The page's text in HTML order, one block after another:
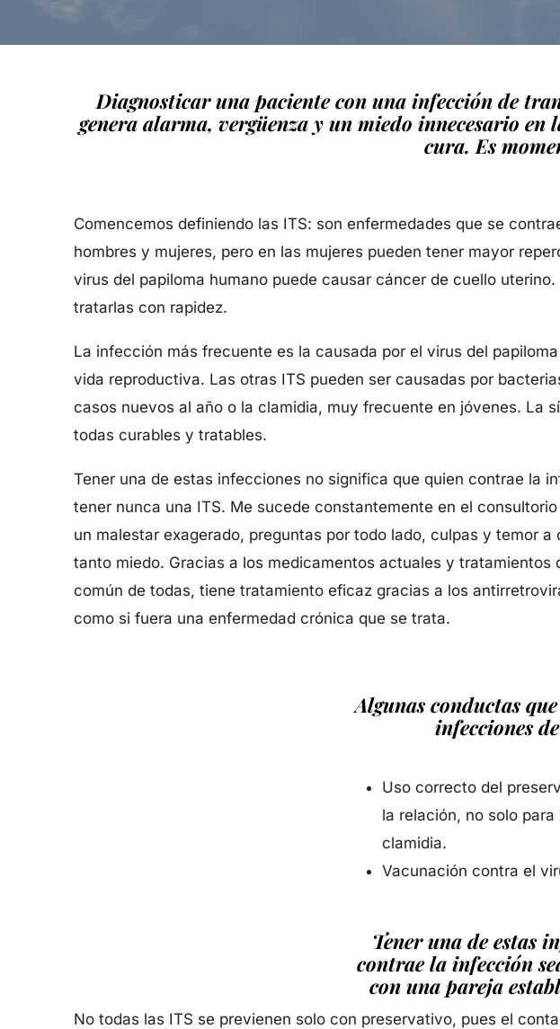
Diagnosticar una paciente con una infección de
genera alarma, vergüenza y un miedo innecesario
cura. Es
Comencemos definiendo las ITS: son enfermedades que se
hombres y mujeres, pero en las mujeres pueden tener mayor
virus del papiloma humano puede causar cáncer de cuello
tratarlas con rapidez.
La infección más frecuente es la causada por el virus del
vida reproductiva. Las otras ITS pueden ser causadas por
casos nuevos al año o la clamidia, muy frecuente en jóvenes. La
todas curables y tratables.
Tener una de estas infecciones no significa que quien contrae la
tener nunca una ITS. Me sucede constantemente en el
un malestar exagerado, preguntas por todo lado, culpas y temor
tanto miedo. Gracias a los medicamentos actuales y
común de todas, tiene tratamiento eficaz gracias a los
como si fuera una enfermedad crónica que se trata.
Algunas conductas
infecciones
Uso correcto del
la relación, no solo
clamidia.
Vacunación contra el
Tener una de estas
contrae la infección
con una pareja
No todas las ITS se previenen solo con preservativo, pues el